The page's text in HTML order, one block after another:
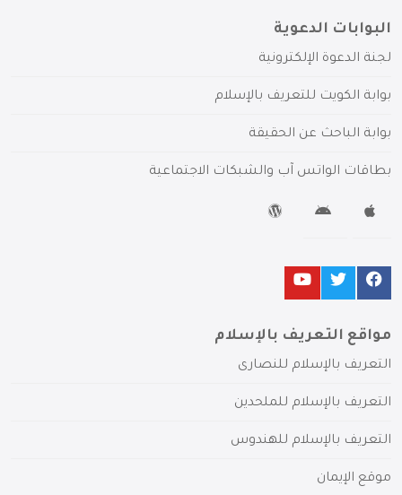
البوابات الدعوية
لجنة الدعوة الإلكترونية
بوابة الكويت للتعريف بالإسلام
بوابة الباحث عن الحقيقة
بطاقات الواتس آب والشبكات الاجتماعية
مواقع التعريف بالإسلام
التعريف بالإسلام للنصارى
التعريف بالإسلام للملحدين
التعريف بالإسلام للهندوس
موقع الإيمان